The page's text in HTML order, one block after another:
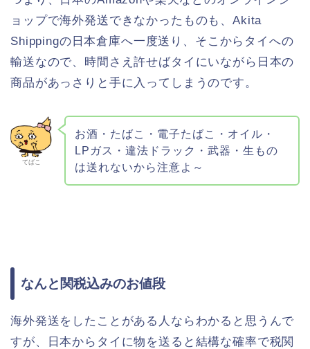
ョップで海外発送できなかったものも、Akita
Shippingの日本倉庫へ一度送り、そこからタイへの
輸送なので、時間さえ許せばタイにいながら日本の
商品があっさりと手に入ってしまうのです。
てばこ
お酒・たばこ・電子たばこ・オイル・
LPガス・違法ドラック・武器・生もの
は送れないから注意よ～
なんと関税込みのお値段
海外発送をしたことがある人ならわかると思うんで
すが、日本からタイに物を送ると結構な確率で税関